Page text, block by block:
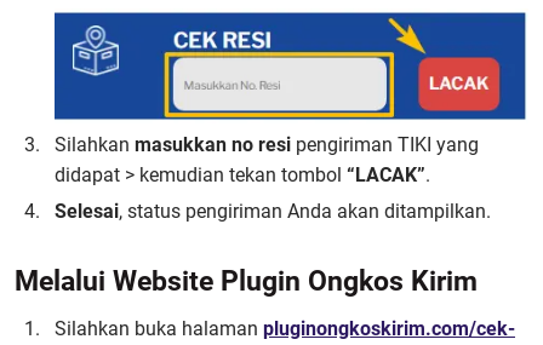
Silahkan masukkan no resi pengiriman TIKI yang
didapat > kemudian tekan tombol “LACAK”.
Selesai, status pengiriman Anda akan ditampilkan.
Melalui Website Plugin Ongkos Kirim
Silahkan buka halaman pluginongkoskirim.com/cek-